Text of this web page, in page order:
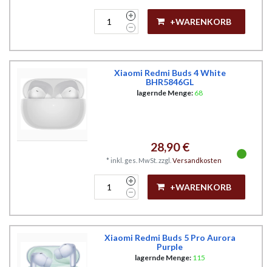
+WARENKORB
Xiaomi Redmi Buds 4 White
BHR5846GL
lagernde Menge: 68
28,90 €
* inkl. ges. MwSt. zzgl. Versandkosten
+WARENKORB
Xiaomi Redmi Buds 5 Pro Aurora
Purple
lagernde Menge: 115